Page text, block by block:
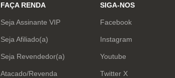
FAÇA RENDA
Seja Assinante VIP
Seja Afiliado(a)
Seja Revendedor(a)
Atacado/Revenda
SIGA-NOS
Facebook
Instagram
Youtube
Twitter X